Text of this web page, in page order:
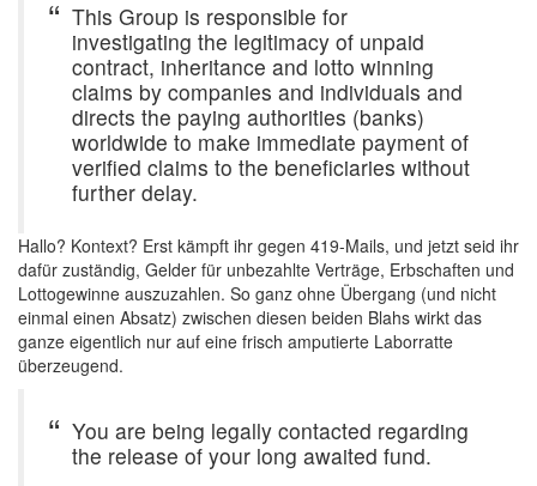
This Group is responsible for
investigating the legitimacy of unpaid
contract, inheritance and lotto winning
claims by companies and individuals and
directs the paying authorities (banks)
worldwide to make immediate payment of
verified claims to the beneficiaries without
further delay.
Hallo? Kontext? Erst kämpft ihr gegen 419-Mails, und jetzt seid ihr
dafür zuständig, Gelder für unbezahlte Verträge, Erbschaften und
Lottogewinne auszuzahlen. So ganz ohne Übergang (und nicht
einmal einen Absatz) zwischen diesen beiden Blahs wirkt das
ganze eigentlich nur auf eine frisch amputierte Laborratte
überzeugend.
You are being legally contacted regarding
the release of your long awaited fund.